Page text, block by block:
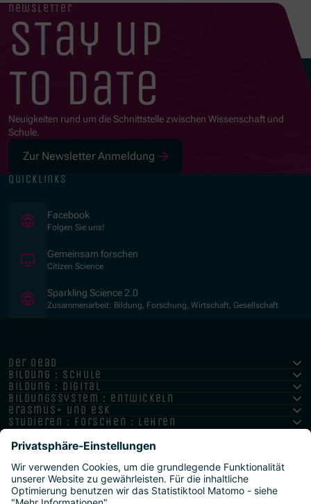
newsletter
stay up
to date
Neuigkeiten rund um die Schnittstelle zwischen Wissenschaft und
Schule.
Zur Newsletter Anmeldung
quicklinks
Facebook
Folgen Sie uns!
Gemeinsam forschen
Citizen Science
Sparkling Science 2.0
Zusammenarbeit: Bildung, Forschung, Wirtschaft, Gesellschaft
der oead
bildung : schule
bildung : digital
bildungssystem : entwickeln
erasmus+ und esk
studieren : forschen : lehren
hochschule : strategie : international